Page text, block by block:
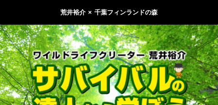
荒井裕介 × 千葉フィンランドの森